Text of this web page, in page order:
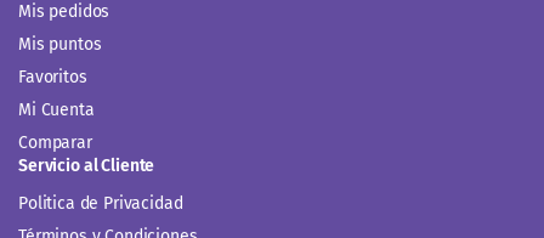
Mis pedidos
Mis puntos
Favoritos
Mi Cuenta
Comparar
Servicio al Cliente
Politica de Privacidad